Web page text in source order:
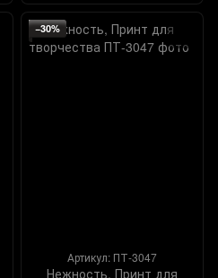
−30%
Артикул: ПТ-3047
Нежность, Принт для